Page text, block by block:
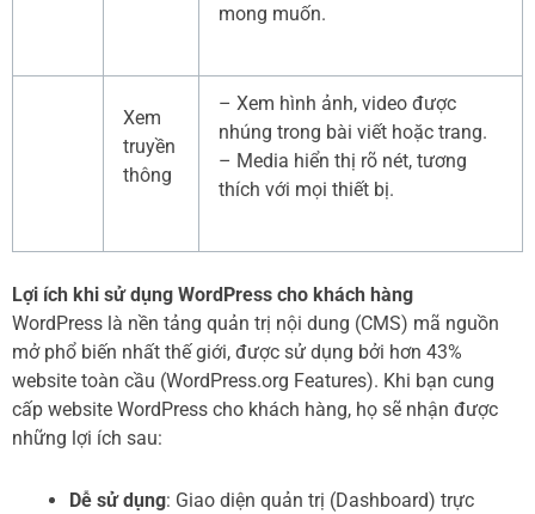
mong muốn.
Xem
truyền
thông
– Xem hình ảnh, video được
nhúng trong bài viết hoặc trang.
– Media hiển thị rõ nét, tương
thích với mọi thiết bị.
Lợi ích khi sử dụng WordPress cho khách hàng
WordPress là nền tảng quản trị nội dung (CMS) mã nguồn
mở phổ biến nhất thế giới, được sử dụng bởi hơn 43%
website toàn cầu (WordPress.org Features). Khi bạn cung
cấp website WordPress cho khách hàng, họ sẽ nhận được
những lợi ích sau:
Dễ sử dụng: Giao diện quản trị (Dashboard) trực